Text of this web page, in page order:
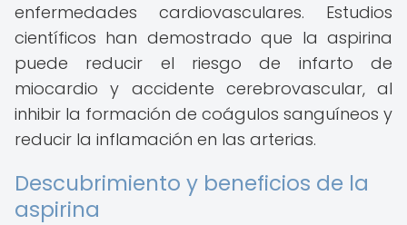
enfermedades cardiovasculares. Estudios
científicos han demostrado que la aspirina
puede reducir el riesgo de infarto de
miocardio y accidente cerebrovascular, al
inhibir la formación de coágulos sanguíneos y
reducir la inflamación en las arterias.
Descubrimiento y beneficios de la
aspirina